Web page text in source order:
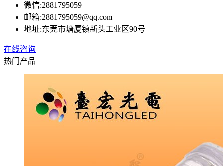
微信:2881795059
邮箱:2881795059@qq.com
地址:东莞市塘厦镇新头工业区90号
在线咨询
热门产品